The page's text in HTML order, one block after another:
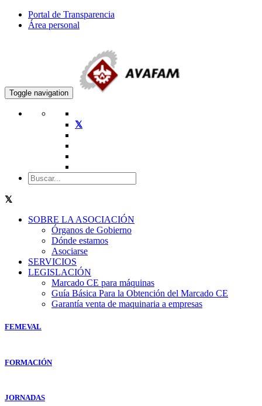
Portal de Transparencia
Área personal
Toggle navigation
SOBRE LA ASOCIACIÓN
Órganos de Gobierno
Dónde estamos
Asociarse
SERVICIOS
LEGISLACIÓN
Marcado CE para máquinas
Guía Básica Para la Obtención del Marcado CE
Garantía venta de maquinaria a empresas
FEMEVAL
FORMACIÓN
JORNADAS